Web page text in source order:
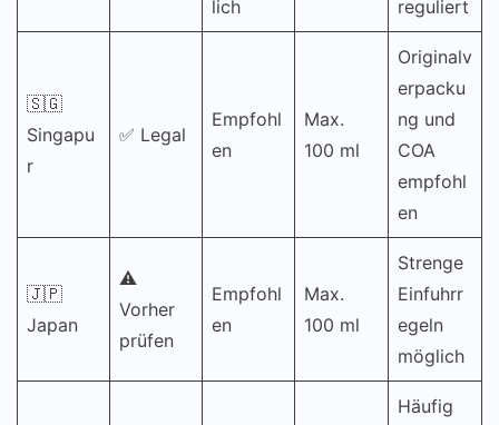
lich
reguliert
🇸🇬
Singapu
r
✅ Legal
Empfohl
en
Max.
100 ml
Originalv
erpacku
ng und
COA
empfohl
en
🇯🇵
Japan
⚠️
Vorher
prüfen
Empfohl
en
Max.
100 ml
Strenge
Einfuhrr
egeln
möglich
Häufig